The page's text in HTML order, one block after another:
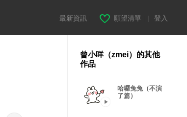
最新資訊 願望清單 登入
曾小咩（zmei）的其他
作品
哈囉兔兔（不演
了篇）